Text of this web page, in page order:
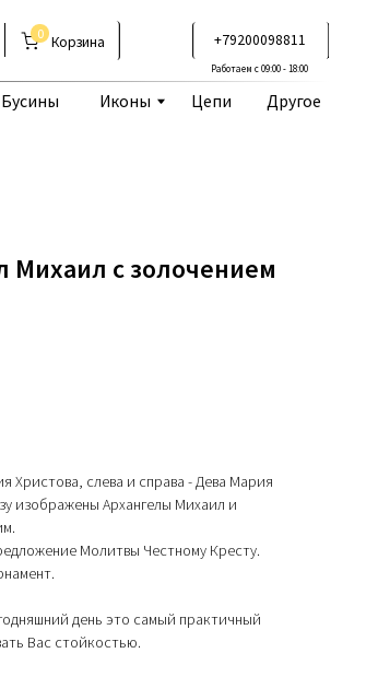
+79200098811
Работаем с 09:00 - 18:00
Михаил с золочением
Христова, слева и справа - Дева Мария
изображены Архангелы Михаил и
Молитвы Честному Кресту.
день это самый практичный
Вас стойкостью.